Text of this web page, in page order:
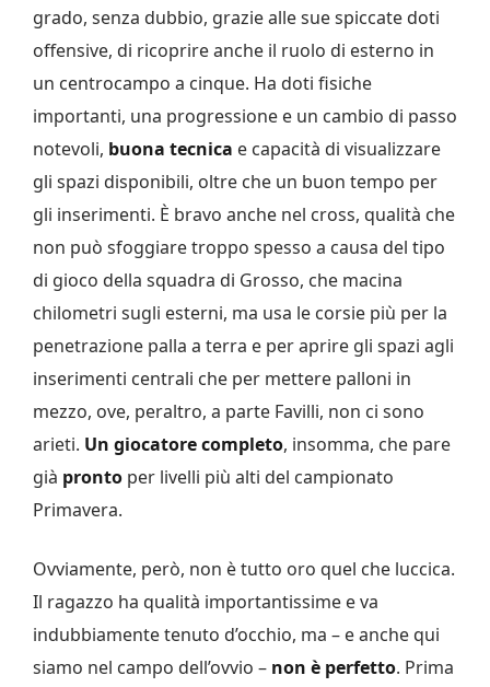
grado, senza dubbio, grazie alle sue spiccate doti
offensive, di ricoprire anche il ruolo di esterno in
un centrocampo a cinque. Ha doti fisiche
importanti, una progressione e un cambio di passo
notevoli, buona tecnica e capacità di visualizzare
gli spazi disponibili, oltre che un buon tempo per
gli inserimenti. È bravo anche nel cross, qualità che
non può sfoggiare troppo spesso a causa del tipo
di gioco della squadra di Grosso, che macina
chilometri sugli esterni, ma usa le corsie più per la
penetrazione palla a terra e per aprire gli spazi agli
inserimenti centrali che per mettere palloni in
mezzo, ove, peraltro, a parte Favilli, non ci sono
arieti. Un giocatore completo, insomma, che pare
già pronto per livelli più alti del campionato
Primavera.
Ovviamente, però, non è tutto oro quel che luccica.
Il ragazzo ha qualità importantissime e va
indubbiamente tenuto d’occhio, ma – e anche qui
siamo nel campo dell’ovvio – non è perfetto. Prima